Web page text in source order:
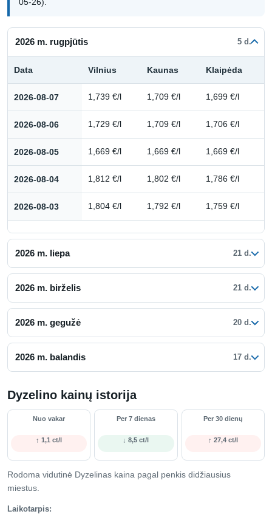
2026 m. rugpjūtis 5 d.
Data Vilnius Kaunas Klaipėda
2026-08-07 1,739 €/l 1,709 €/l 1,699 €/l
2026-08-06 1,729 €/l 1,709 €/l 1,706 €/l
2026-08-05 1,669 €/l 1,669 €/l 1,669 €/l
2026-08-04 1,812 €/l 1,802 €/l 1,786 €/l
2026-08-03 1,804 €/l 1,792 €/l 1,759 €/l
2026 m. liepa 21 d.
2026 m. birželis 21 d.
2026 m. gegužė 20 d.
2026 m. balandis 17 d.
Dyzelino kainų istorija
Nuo vakar
↑ 1,1 ct/l
Per 7 dienas
↓ 8,5 ct/l
Per 30 dienų
↑ 27,4 ct/l
Rodoma vidutinė Dyzelinas kaina pagal penkis didžiausius
miestus.
Laikotarpis: